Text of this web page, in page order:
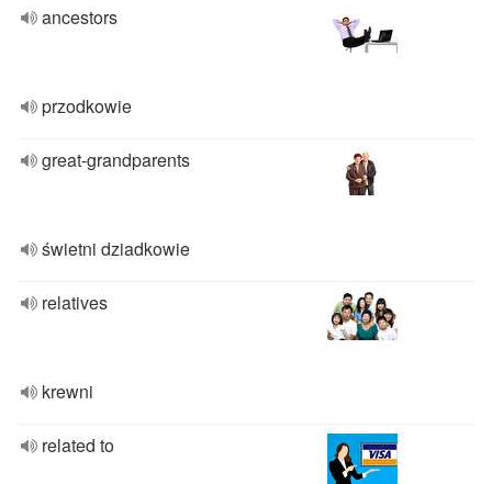
ancestors
przodkowie
great-grandparents
świetni dziadkowie
relatives
krewni
related to